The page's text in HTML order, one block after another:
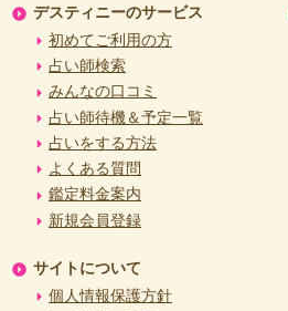
デスティニーのサービス
初めてご利用の方
占い師検索
みんなの口コミ
占い師待機＆予定一覧
占いをする方法
よくある質問
鑑定料金案内
新規会員登録
サイトについて
個人情報保護方針